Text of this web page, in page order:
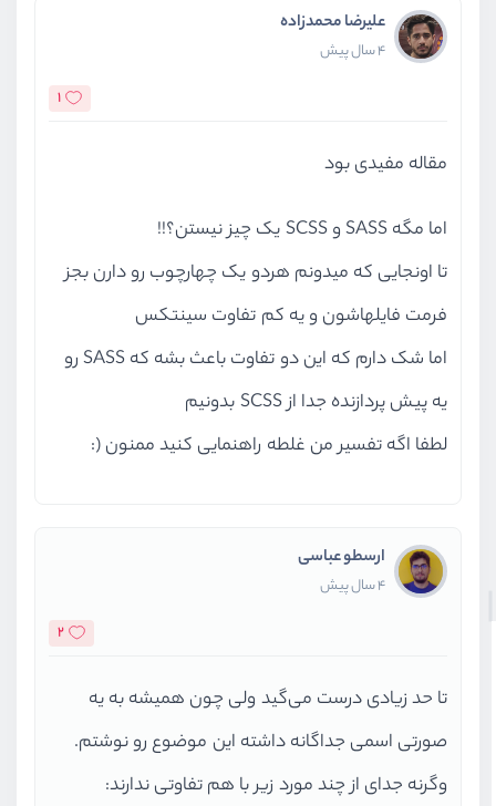
علیرضا محمدزاده
4 سال پیش
1
مقاله مفیدی بود
اما مگه SASS و SCSS یک چیز نیستن؟!!
تا اونجایی که میدونم هردو یک چهارچوب رو دارن بجز
فرمت فایلهاشون و یه کم تفاوت سینتکس
اما شک دارم که این دو تفاوت باعث بشه که SASS رو
یه پیش پردازنده جدا از SCSS بدونیم
لطفا اگه تفسیر من غلطه راهنمایی کنید ممنون (:
ارسطو عباسی
4 سال پیش
2
تا حد زیادی درست می‌گید ولی چون همیشه به یه
صورتی اسمی جداگانه داشته این موضوع رو نوشتم.
وگرنه جدای از چند مورد زیر با هم تفاوتی ندارند: